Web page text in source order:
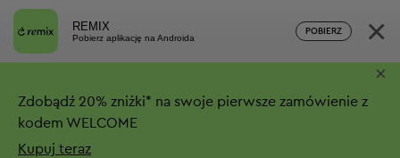
REMIX
Pobierz aplikację na Androida
POBIERZ ×
Zdobądź 20% zniżki* na swoje pierwsze zamówienie z
kodem WELCOME
Kupuj teraz
×